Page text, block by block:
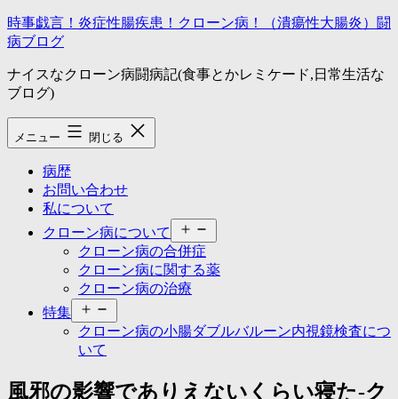
コ
ン
ン
ツ
へ
ス
キ
時事戯言！炎症性腸疾患！クローン病！（潰瘍性大腸炎）闘
病ブログ
ナイスなクローン病闘病記(食事とかレミケード,日常生活な
ブログ)
メニュー 閉じる
病歴
お問い合わせ
私について
クローン病について
ニ
ュ
ー
く
クローン病の合併症
クローン病に関する薬
クローン病の治療
特集
ニ
ュ
開
クローン病の小腸ダブルバルーン内視鏡検査につ
いて
風邪の影響でありえないくらい寝た-ク